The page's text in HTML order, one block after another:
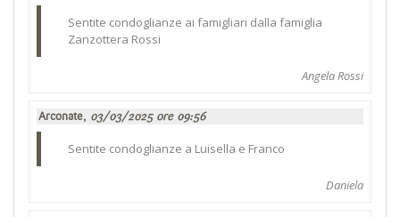
Sentite condoglianze ai famigliari dalla famiglia
Zanzottera Rossi
Angela Rossi
Arconate, 03/03/2025 ore 09:56
Sentite condoglianze a Luisella e Franco
Daniela